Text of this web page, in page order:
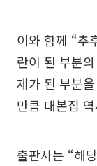
이와 함께 “추
란이 된 부분
제가 된 부분
만큼 대본집
출판사는 “해